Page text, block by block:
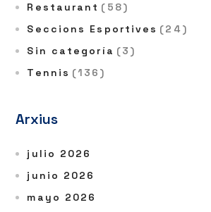
Restaurant (58)
Seccions Esportives (24)
Sin categoría (3)
Tennis (136)
Arxius
julio 2026
junio 2026
mayo 2026